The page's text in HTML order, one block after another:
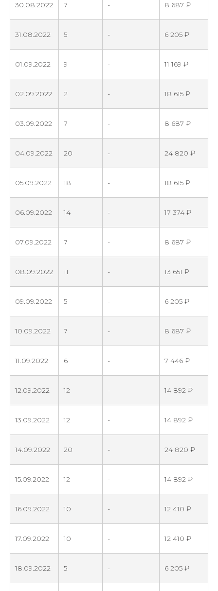
30.08.2022 7 - 8 687 ₽
31.08.2022 5 - 6 205 ₽
01.09.2022 9 - 11 169 ₽
02.09.2022 2 - 18 615 ₽
03.09.2022 7 - 8 687 ₽
04.09.2022 20 - 24 820 ₽
05.09.2022 18 - 18 615 ₽
06.09.2022 14 - 17 374 ₽
07.09.2022 7 - 8 687 ₽
08.09.2022 11 - 13 651 ₽
09.09.2022 5 - 6 205 ₽
10.09.2022 7 - 8 687 ₽
11.09.2022 6 - 7 446 ₽
12.09.2022 12 - 14 892 ₽
13.09.2022 12 - 14 892 ₽
14.09.2022 20 - 24 820 ₽
15.09.2022 12 - 14 892 ₽
16.09.2022 10 - 12 410 ₽
17.09.2022 10 - 12 410 ₽
18.09.2022 5 - 6 205 ₽